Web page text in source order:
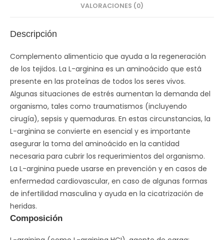
VALORACIONES (0)
Descripción
Complemento alimenticio que ayuda a la regeneración
de los tejidos. La L-arginina es un aminoácido que está
presente en las proteínas de todos los seres vivos.
Algunas situaciones de estrés aumentan la demanda del
organismo, tales como traumatismos (incluyendo
cirugía), sepsis y quemaduras. En estas circunstancias, la
L-arginina se convierte en esencial y es importante
asegurar la toma del aminoácido en la cantidad
necesaria para cubrir los requerimientos del organismo.
La L-arginina puede usarse en prevención y en casos de
enfermedad cardiovascular, en caso de algunas formas
de infertilidad masculina y ayuda en la cicatrización de
heridas.
Composición